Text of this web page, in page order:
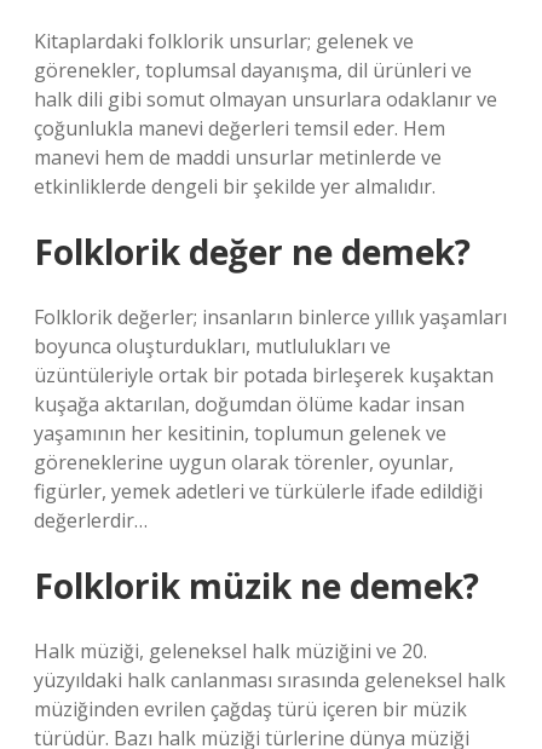
Kitaplardaki folklorik unsurlar; gelenek ve
görenekler, toplumsal dayanışma, dil ürünleri ve
halk dili gibi somut olmayan unsurlara odaklanır ve
çoğunlukla manevi değerleri temsil eder. Hem
manevi hem de maddi unsurlar metinlerde ve
etkinliklerde dengeli bir şekilde yer almalıdır.
Folklorik değer ne demek?
Folklorik değerler; insanların binlerce yıllık yaşamları
boyunca oluşturdukları, mutlulukları ve
üzüntüleriyle ortak bir potada birleşerek kuşaktan
kuşağa aktarılan, doğumdan ölüme kadar insan
yaşamının her kesitinin, toplumun gelenek ve
göreneklerine uygun olarak törenler, oyunlar,
figürler, yemek adetleri ve türkülerle ifade edildiği
değerlerdir…
Folklorik müzik ne demek?
Halk müziği, geleneksel halk müziğini ve 20.
yüzyıldaki halk canlanması sırasında geleneksel halk
müziğinden evrilen çağdaş türü içeren bir müzik
türüdür. Bazı halk müziği türlerine dünya müziği